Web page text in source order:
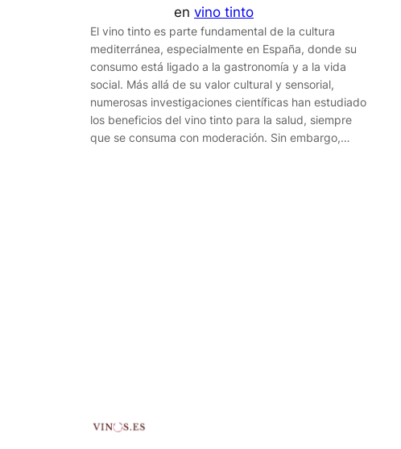
en vino tinto
El vino tinto es parte fundamental de la cultura
mediterránea, especialmente en España, donde su
consumo está ligado a la gastronomía y a la vida
social. Más allá de su valor cultural y sensorial,
numerosas investigaciones científicas han estudiado
los beneficios del vino tinto para la salud, siempre
que se consuma con moderación. Sin embargo,…